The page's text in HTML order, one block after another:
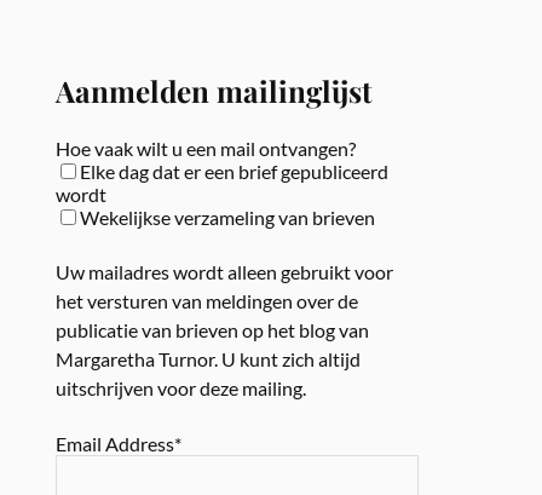
Aanmelden mailinglijst
Hoe vaak wilt u een mail ontvangen?
Elke dag dat er een brief gepubliceerd
wordt
Wekelijkse verzameling van brieven
Uw mailadres wordt alleen gebruikt voor
het versturen van meldingen over de
publicatie van brieven op het blog van
Margaretha Turnor. U kunt zich altijd
uitschrijven voor deze mailing.
Email Address*